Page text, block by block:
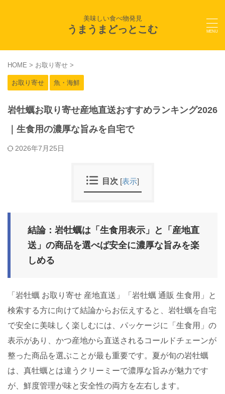
美味しい食べ物発見
うまうまどっとこむ
HOME > お取り寄せ >
お取り寄せ 魚・海鮮
岩牡蠣お取り寄せ産地直送おすすめランキング2026
｜生食用の濃厚な旨みを自宅で
2026年7月25日
目次 [表示]
結論：岩牡蠣は「生食用表示」と「産地直
送」の商品を選べば安全に濃厚な旨みを楽
しめる
「岩牡蠣 お取り寄せ 産地直送」「岩牡蠣 通販 生食用」と
検索する方に向けて結論からお伝えすると、岩牡蠣を自宅
で安全に美味しく楽しむには、パッケージに「生食用」の
表示があり、かつ産地から直送されるコールドチェーンが
整った商品を選ぶことが最も重要です。夏が旬の岩牡蠣
は、真牡蠣とは違うクリーミーで濃厚な旨みが魅力です
が、鮮度管理が味と安全性の両方を左右します。